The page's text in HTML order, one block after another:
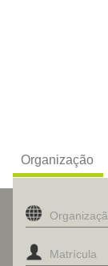
Organização